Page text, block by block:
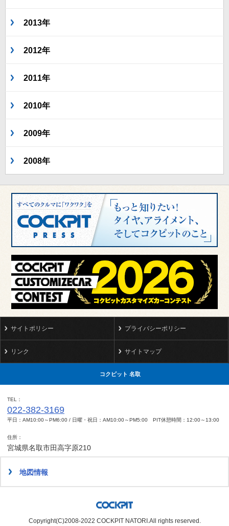
2013年
2012年
2011年
2010年
2009年
2008年
サイトポリシー プライバシーポリシー
リンク サイトマップ
コクピット 名取
TEL
022-382-3169
平日：AM10:00～PM6:00 / 日曜・祝日：AM10:00～PM5:00 PIT休憩時間：12:00～13:00
住所
宮城県名取市田高字原210
地図情報
Copyright(C)2008-2022 COCKPIT NATORI.All rights reserved.